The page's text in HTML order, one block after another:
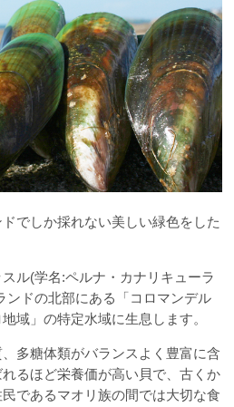
でしか採れない美しい緑色をした
ル(学名:ペルナ・カナリキューラ
ンドの北部にある「コロマンデル
域」の特定水域に生息します。
多糖体類がバランスよく豊富に含
るほど栄養価が高い貝で、古くか
であるマオリ族の間では大切な食